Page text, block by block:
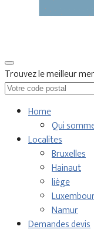
Trouvez le meilleur
Home
Qui
Localites
Bruxelles
Hainaut
liège
Namur
Demandes devis